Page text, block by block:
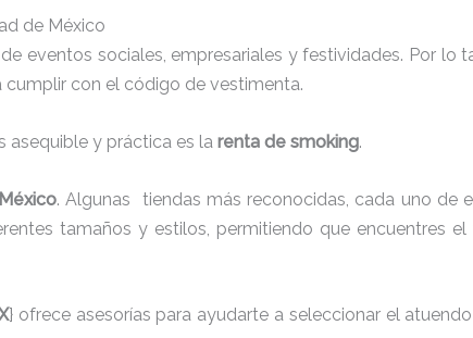
de México
eventos sociales, empresariales y festividades. Por lo
con el código de vestimenta.
asequible y práctica es la renta de smoking.
. Algunas tiendas más reconocidas, cada uno de
tamaños y estilos, permitiendo que encuentres el
} ofrece asesorías para ayudarte a seleccionar el